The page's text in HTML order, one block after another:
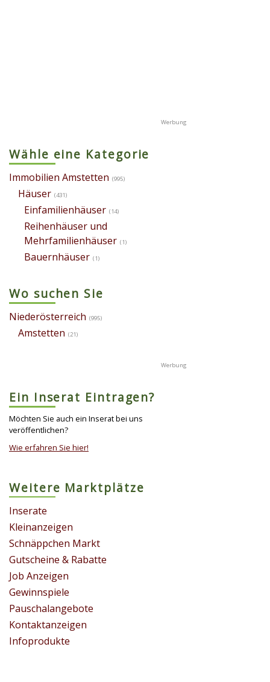
Wähle eine Kategorie
Immobilien Amstetten (995)
Häuser (431)
Einfamilienhäuser (14)
Reihenhäuser und
Mehrfamilienhäuser (1)
Bauernhäuser (1)
Wo suchen Sie
Niederösterreich (995)
Amstetten (21)
Ein Inserat Eintragen?
Möchten Sie auch ein Inserat bei uns
veröffentlichen?
Wie erfahren Sie hier!
Weitere Marktplätze
Inserate
Kleinanzeigen
Schnäppchen Markt
Gutscheine & Rabatte
Job Anzeigen
Gewinnspiele
Pauschalangebote
Kontaktanzeigen
Infoprodukte